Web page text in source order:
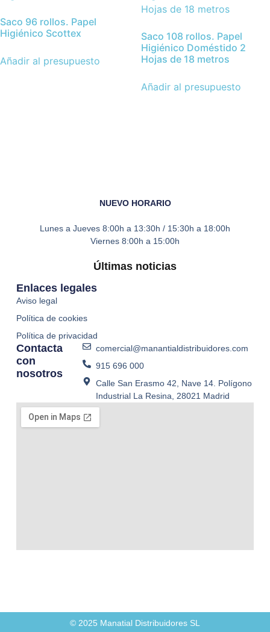
Saco 96 rollos. Papel
Higiénico Scottex
Añadir al presupuesto
Saco 108 rollos. Papel
Higiénico Doméstido 2
Hojas de 18 metros
Añadir al presupuesto
NUEVO HORARIO
Lunes a Jueves 8:00h a 13:30h / 15:30h a 18:00h
Viernes 8:00h a 15:00h
Últimas noticias
Enlaces legales
Aviso legal
Política de cookies
Política de privacidad
Contacta
con
nosotros
comercial@manantialdistribuidores.com
915 696 000
Calle San Erasmo 42, Nave 14. Polígono
Industrial La Resina, 28021 Madrid
© 2025 Manatial Distribuidores SL